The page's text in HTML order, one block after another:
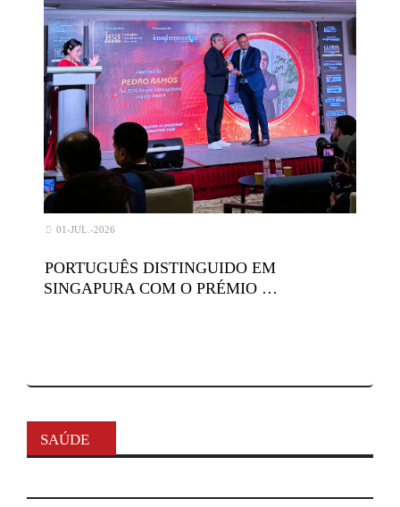
01-JUL.-2026
PORTUGUÊS DISTINGUIDO EM
SINGAPURA COM O PRÉMIO …
SAÚDE